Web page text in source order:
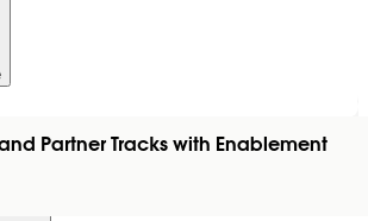
Partner Tracks with Enablement